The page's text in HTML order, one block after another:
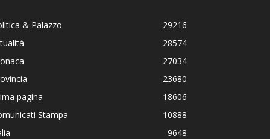
& Palazzo
29216
28574
27034
23680
pagina
18606
Stampa
10888
9648